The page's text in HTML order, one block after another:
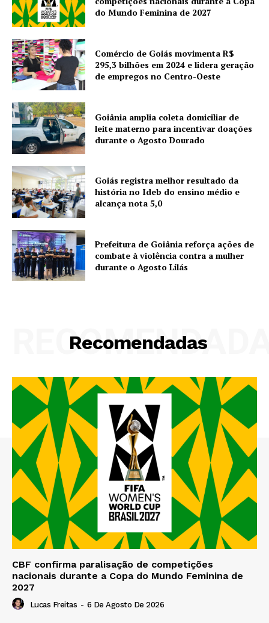
do Mundo Feminina de 2027
Comércio de Goiás movimenta R$
295,3 bilhões em 2024 e lidera geração
de empregos no Centro-Oeste
Goiânia amplia coleta domiciliar de
leite materno para incentivar doações
durante o Agosto Dourado
Goiás registra melhor resultado da
história no Ideb do ensino médio e
alcança nota 5,0
Prefeitura de Goiânia reforça ações de
combate à violência contra a mulher
durante o Agosto Lilás
Recomendadas
CBF confirma paralisação de competições
nacionais durante a Copa do Mundo Feminina de
2027
Lucas Freitas - 6 De Agosto De 2026